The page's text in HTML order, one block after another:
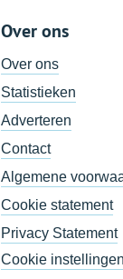
Over ons
Over ons
Statistieken
Adverteren
Contact
Algemene
Cookie statement
Privacy Statement
Cookie instellingen